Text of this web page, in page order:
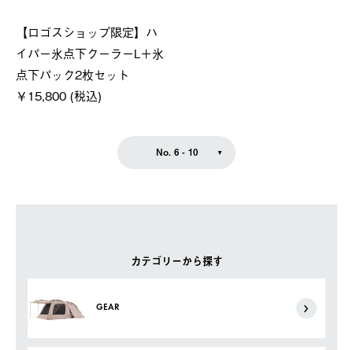
カテゴリーから探す
GEAR
【ロゴスショップ限定】ハ
イパー氷点下クーラーL＋氷
点下パック2枚セット
￥15,800 (税込)
No. 6 - 10